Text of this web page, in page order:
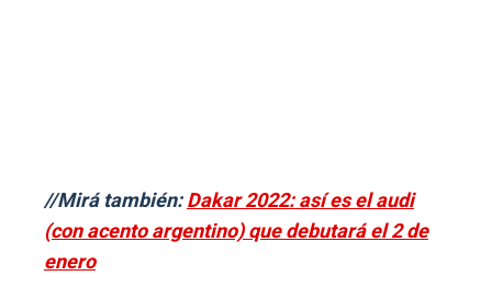
//Mirá también:Dakar 2022: así es el audi
(con acento argentino) que debutará el 2 de
enero